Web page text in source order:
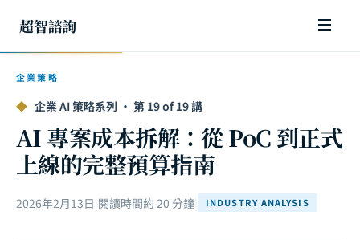
超智諮詢
企業策略
◆ 企業 AI 策略系列 · 第 19 of 19 講
AI 專案成本拆解：從 PoC 到正式
上線的完整預算指南
2026年2月13日 閱讀時間約 20 分鐘 INDUSTRY ANALYSIS